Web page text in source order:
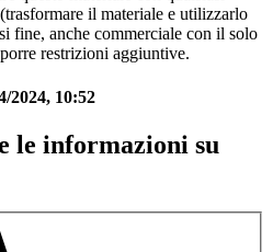
il materiale e utilizzarlo
fine, anche commerciale con il solo
restrizioni aggiuntive.
2024, 10:52
le informazioni su